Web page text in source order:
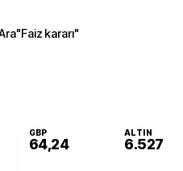
"Faiz kararı"
GBP
64,24
ALTIN
6.527